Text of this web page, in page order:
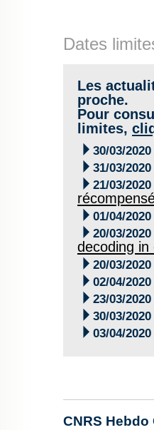
Dates
Les
proche.
Pour
limites,
 30/03/2020
 31/03/2020
 21/03/2020
 01/04/2020
 20/03/2020
decoding in
 20/03/2020
 02/04/2020
 23/03/2020
 30/03/2020
 03/04/2020
CNRS